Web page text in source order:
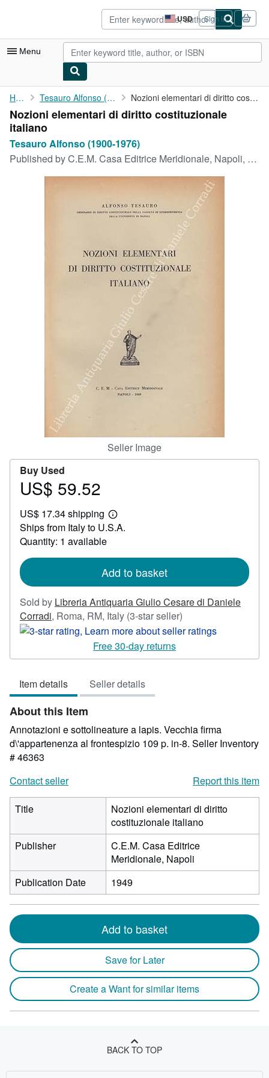
USD
Site
shopping
preferences
Sign in
Menu
My Account
My Purchases
Advanced Search
Browse Collections
CLOSE
Home Tesauro Alfonso (1900-1976) Nozioni elementari di diritto costituzionale italiano
Nozioni elementari di diritto costituzionale
italiano
Tesauro Alfonso (1900-1976)
Published byC.E.M. Casa Editrice Meridionale, Napoli, 1949
Seller Image
Buy Used
Price
59.52
US$ 59.52
US$ 17.34 shipping
Learn
more
Ships from Italy to U.S.A.
Quantity: 1 available
Add to basket
Sold by Libreria Antiquaria Giulio Cesare di Daniele
Corradi, Roma, RM, Italy (3-star seller)
rating
out
Free 30-day returns
Item details Seller details
About this Item
Annotazioni e sottolineature a lapis. Vecchia firma
d\'appartenenza al frontespizio 109 p. in-8. Seller Inventory
# 46363
Contact seller
Report this item
Title
Nozioni elementari di diritto
costituzionale italiano
Publisher
C.E.M. Casa Editrice
Meridionale, Napoli
Publication Date
1949
Add to basket
Save for Later
Create a Want for similar items
BACK TO TOP